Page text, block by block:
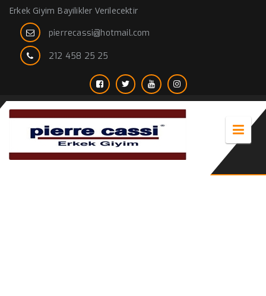
Erkek Giyim Bayilikler Verilecektir
pierrecassi@hotmail.com
212 458 25 25